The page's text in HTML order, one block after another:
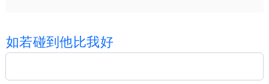
如若碰到 他 比我好